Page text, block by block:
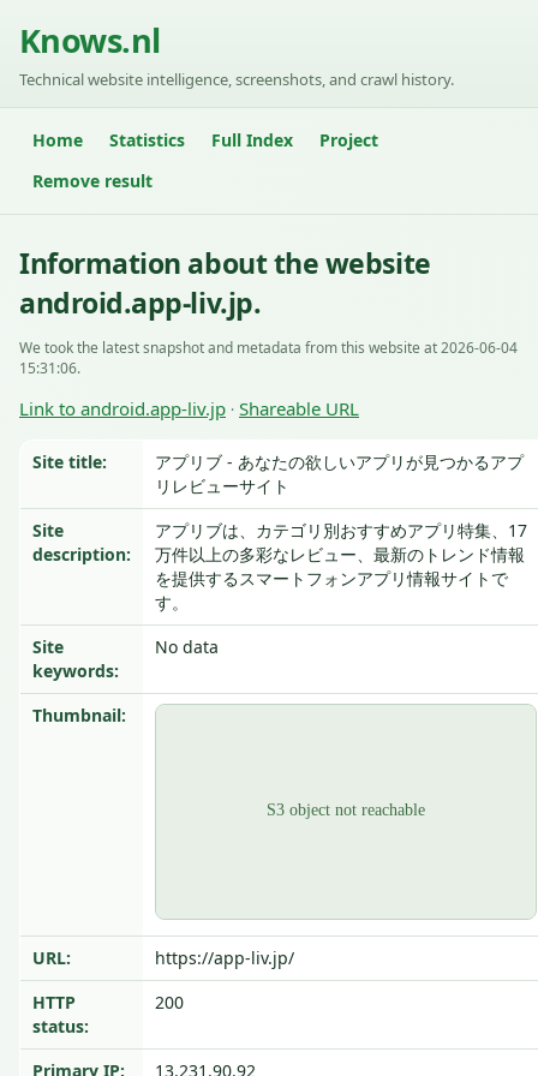
Knows.nl
Technical website intelligence, screenshots, and crawl history.
Home Statistics Full Index
Project
Remove result
Information about the website
android.app-liv.jp.
We took the latest snapshot and metadata from this website at 2026-06-04
15:31:06.
Link to android.app-liv.jp · Shareable URL
Site title:
アプリブ - あなたの欲しいアプリが見つかるアプ
リレビューサイト
Site
description:
アプリブは、カテゴリ別おすすめアプリ特集、17
万件以上の多彩なレビュー、最新のトレンド情報
を提供するスマートフォンアプリ情報サイトで
す。
Site
keywords:
No data
Thumbnail:
URL:
https://app-liv.jp/
HTTP
status:
200
Primary IP: 13.231.90.92